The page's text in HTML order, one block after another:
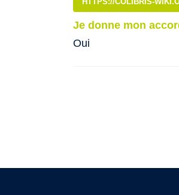
Je donne mon
Oui